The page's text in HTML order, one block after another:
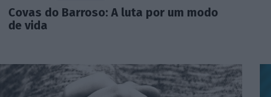
Covas do Barroso: A luta por um modo
de vida